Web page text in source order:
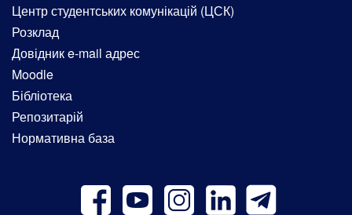
Центр студентських комунікацій (ЦСК)
Розклад
Довідник e-mail адрес
Moodle
Бібліотека
Репозитарій
Нормативна база